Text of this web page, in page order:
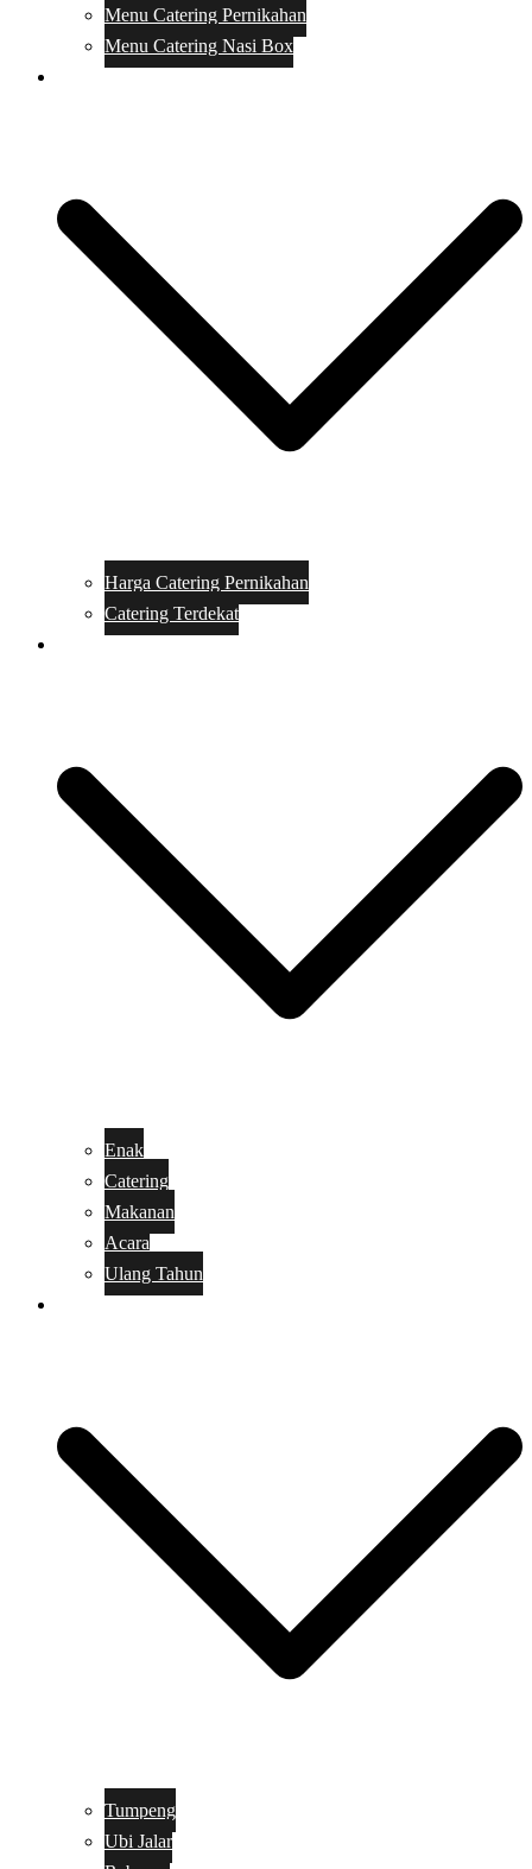
Menu Catering Pernikahan
Menu Catering Nasi Box
Harga Catering Pernikahan
Catering Terdekat
Enak
Catering
Makanan
Acara
Ulang Tahun
Tumpeng
Ubi Jalar